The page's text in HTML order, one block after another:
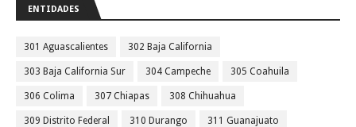
ENTIDADES
301 Aguascalientes 302 Baja California
303 Baja California Sur 304 Campeche 305 Coahuila
306 Colima 307 Chiapas 308 Chihuahua
309 Distrito Federal 310 Durango 311 Guanajuato